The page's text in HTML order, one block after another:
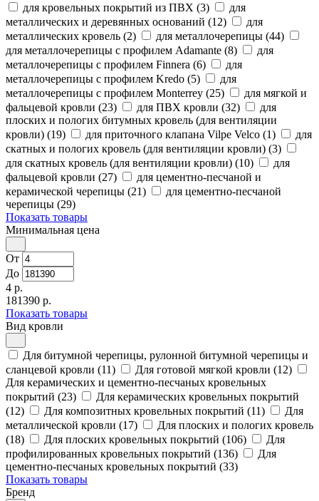
для кровельных покрытий из ПВХ (3)
для
металлических и деревянных оснований (12)
для
металлических кровель (2)
для металлочерепицы (44)
для металлочерепицы с профилем Adamante (8)
для
металлочерепицы с профилем Finnera (6)
для
металлочерепицы с профилем Kredo (5)
для
металлочерепицы с профилем Monterrey (25)
для мягкой и
фальцевой кровли (23)
для ПВХ кровли (32)
для
плоских и пологих битумных кровель (для вентиляции
кровли) (19)
для приточного клапана Vilpe Velco (1)
для
скатных и пологих кровель (для вентиляции кровли) (3)
для скатных кровель (для вентиляции кровли) (10)
для
фальцевой кровли (27)
для цементно-песчаной и
керамической черепицы (21)
для цементно-песчаной
черепицы (29)
Показать товары
Минимальная цена
От
До
4 р.
181390 р.
Показать товары
Вид кровли
Для битумной черепицы, рулонной битумной черепицы и
сланцевой кровли (11)
Для готовой мягкой кровли (12)
Для керамических и цементно-песчаных кровельных
покрытий (23)
Для керамических кровельных покрытий
(12)
Для композитных кровельных покрытий (11)
Для
металлической кровли (17)
Для плоских и пологих кровель
(18)
Для плоских кровельных покрытий (106)
Для
профилированных кровельных покрытий (136)
Для
цементно-песчаных кровельных покрытий (33)
Показать товары
Бренд